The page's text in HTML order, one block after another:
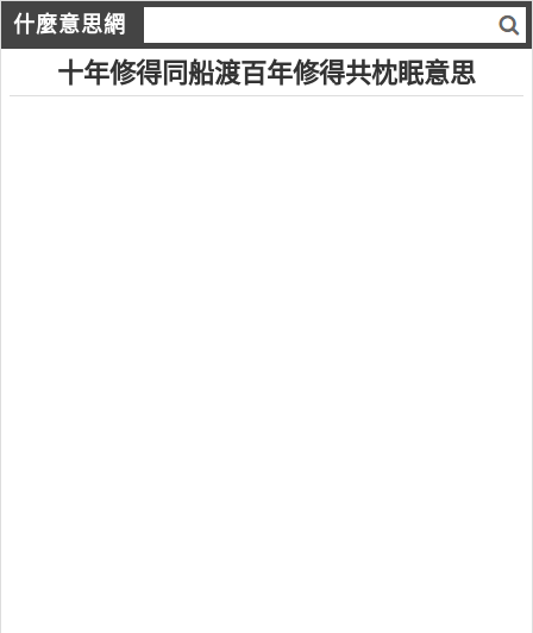
什麼意思網
十年修得同船渡百年修得共枕眠意思